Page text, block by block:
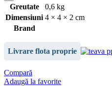
Greutate
0,6 kg
Dimensiuni 4 × 4 × 2 cm
Brand
Livrare flota proprie
Compară
Adaugă la favorite